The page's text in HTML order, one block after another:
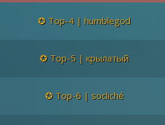
Top-4 | humblegod
Top-5 | крылатый
Top-6 | socliché